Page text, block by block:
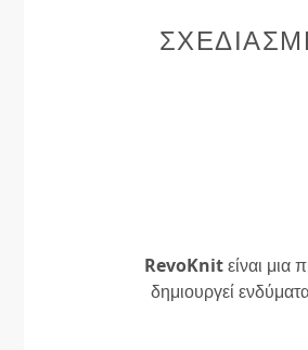
RevoKnitείναι μια
δημιουργεί